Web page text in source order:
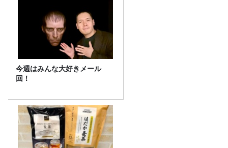
今週はみんな大好きメール
回！